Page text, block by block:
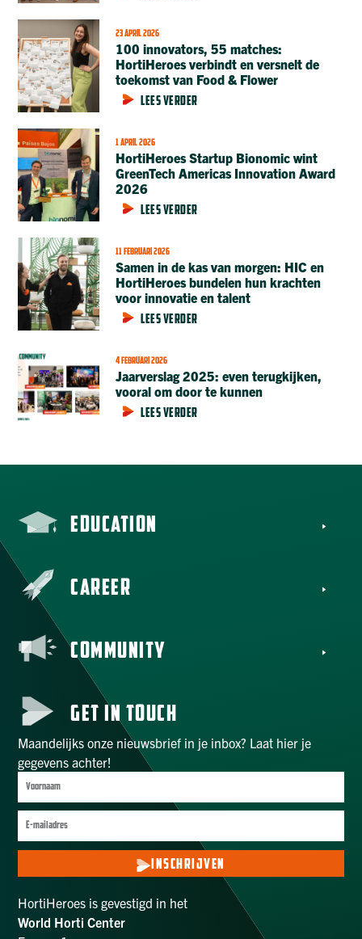
23 APRIL 2026
100 innovators, 55 matches:
HortiHeroes verbindt en versnelt de
toekomst van Food & Flower
LEES VERDER
1 APRIL 2026
HortiHeroes Startup Bionomic wint
GreenTech Americas Innovation Award
2026
LEES VERDER
11 FEBRUARI 2026
Samen in de kas van morgen: HIC en
HortiHeroes bundelen hun krachten
voor innovatie en talent
LEES VERDER
4 FEBRUARI 2026
Jaarverslag 2025: even terugkijken,
vooral om door te kunnen
LEES VERDER
EDUCATION
CAREER
COMMUNITY
GET IN TOUCH
Maandelijks onze nieuwsbrief in je inbox? Laat hier je
gegevens achter!
INSCHRIJVEN
HortiHeroes is gevestigd in het
World Horti Center